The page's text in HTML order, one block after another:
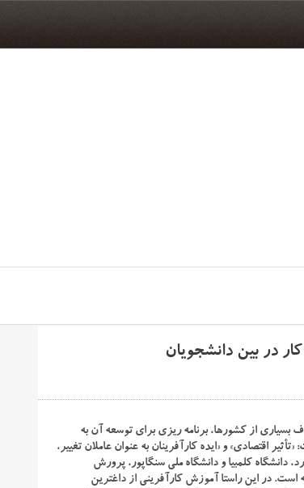
در بین دانشجویان
هدف بسیاری از کشورها، برنامه ریزی برای توسعه آن به
اقتصادی» و «ایده کارآفرینان به عنوان عاملان تغییر،
دانشگاه کلمبیا و دانشگاه ملی سنگاپور، پرورش
در این راستا آموزش کارآفرینی از داغترین